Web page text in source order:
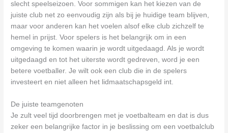
slecht speelseizoen. Voor sommigen kan het kiezen van de
juiste club net zo eenvoudig zijn als bij je huidige team blijven,
maar voor anderen kan het voelen alsof elke club zichzelf te
hemel in prijst. Voor spelers is het belangrijk om in een
omgeving te komen waarin je wordt uitgedaagd. Als je wordt
uitgedaagd en tot het uiterste wordt gedreven, word je een
betere voetballer. Je wilt ook een club die in de spelers
investeert en niet alleen het lidmaatschapsgeld int.
De juiste teamgenoten
Je zult veel tijd doorbrengen met je voetbalteam en dat is dus
zeker een belangrijke factor in je beslissing om een voetbalclub